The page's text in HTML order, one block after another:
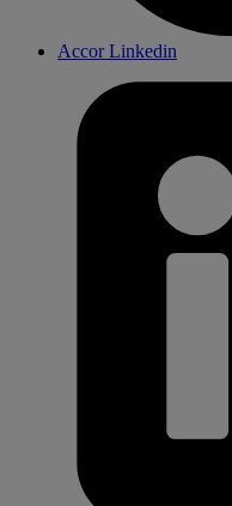
Accor Linkedin